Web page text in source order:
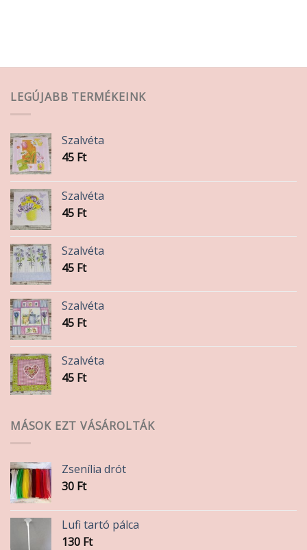
LEGÚJABB TERMÉKEINK
Szalvéta
45 Ft
Szalvéta
45 Ft
Szalvéta
45 Ft
Szalvéta
45 Ft
Szalvéta
45 Ft
MÁSOK EZT VÁSÁROLTÁK
Zsenília drót
30 Ft
Lufi tartó pálca
130 Ft